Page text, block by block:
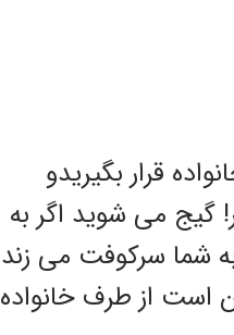
قرار بگیریدو
گیج می شوید اگر به
شما سرکوفت می زند
از طرف خانواده